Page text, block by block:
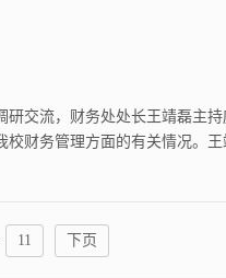
交流，财务处处长王靖磊主
财务管理方面的有关情况。
11 下页